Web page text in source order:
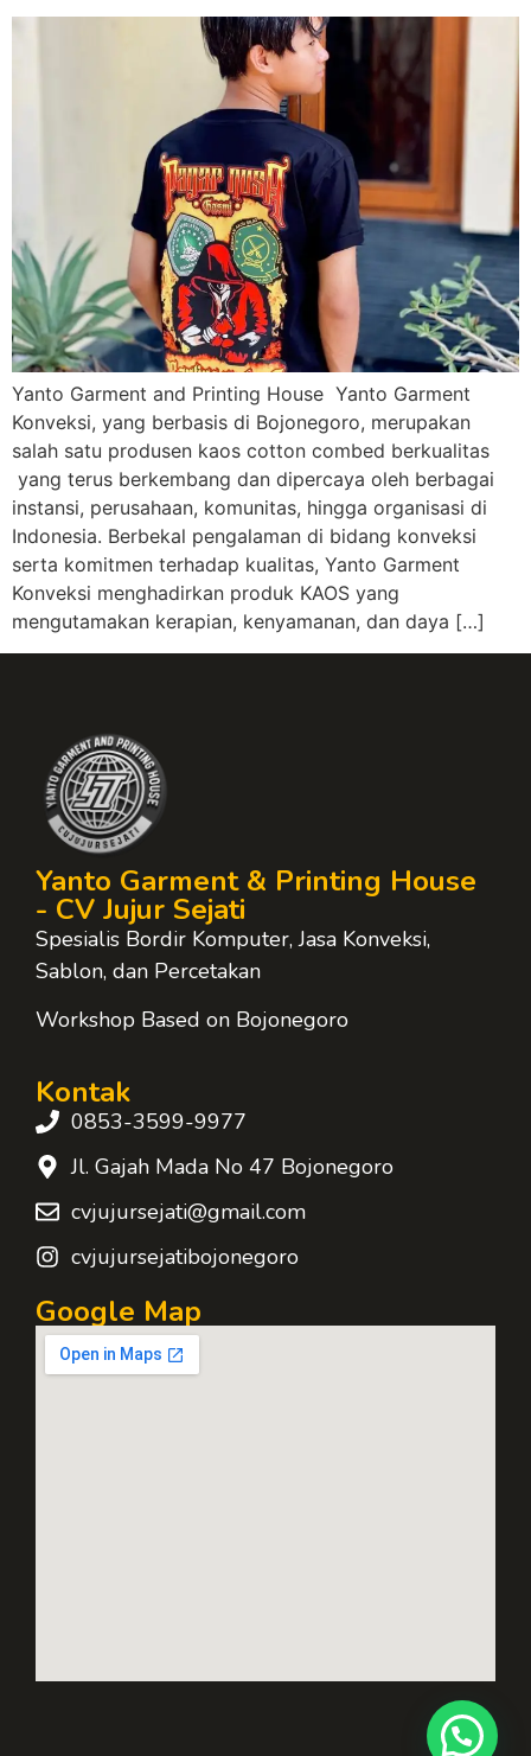
Yanto Garment and Printing House Yanto Garment
Konveksi, yang berbasis di Bojonegoro, merupakan
salah satu produsen kaos cotton combed berkualitas
yang terus berkembang dan dipercaya oleh berbagai
instansi, perusahaan, komunitas, hingga organisasi di
Indonesia. Berbekal pengalaman di bidang konveksi
serta komitmen terhadap kualitas, Yanto Garment
Konveksi menghadirkan produk KAOS yang
mengutamakan kerapian, kenyamanan, dan daya […]
Yanto Garment & Printing House
- CV Jujur Sejati
Spesialis Bordir Komputer, Jasa Konveksi,
Sablon, dan Percetakan
Workshop Based on Bojonegoro
Kontak
0853-3599-9977
Jl. Gajah Mada No 47 Bojonegoro
cvjujursejati@gmail.com
cvjujursejatibojonegoro
Google Map